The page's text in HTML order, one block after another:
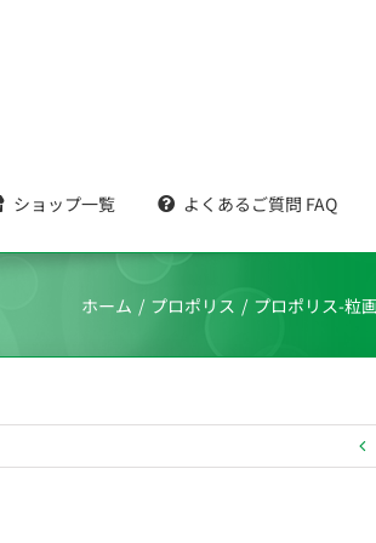
ショップ一覧 よくあるご質問 FAQ
ホーム プロポリス プロポリス-粒